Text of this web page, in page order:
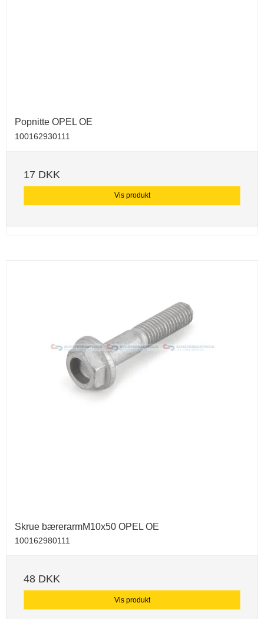
Popnitte OPEL OE
100162930111
17 DKK
Vis produkt
Skrue bærerarmM10x50 OPEL OE
100162980111
48 DKK
Vis produkt